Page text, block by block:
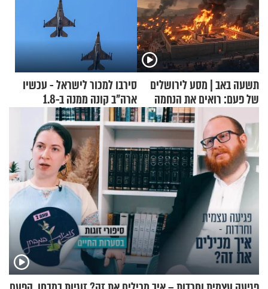
תשעה באב | מסע לירושלים
של פעם: רואים את הנחמה
סירבו למכור לישראל - עכשיו
ארה"ב קונה ממנה ב-1.8
מיליארד דולר